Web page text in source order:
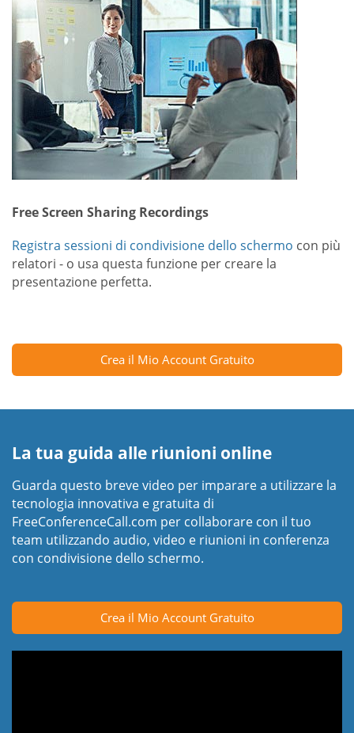
Free Screen Sharing Recordings
Registra sessioni di condivisione dello schermo con più
relatori - o usa questa funzione per creare la
presentazione perfetta.
Crea il Mio Account Gratuito
La tua guida alle riunioni online
Guarda questo breve video per imparare a utilizzare la
tecnologia innovativa e gratuita di
FreeConferenceCall.com per collaborare con il tuo
team utilizzando audio, video e riunioni in conferenza
con condivisione dello schermo.
Crea il Mio Account Gratuito